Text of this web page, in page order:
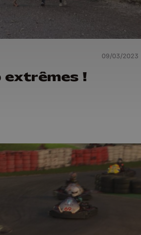
09/03/2023
!